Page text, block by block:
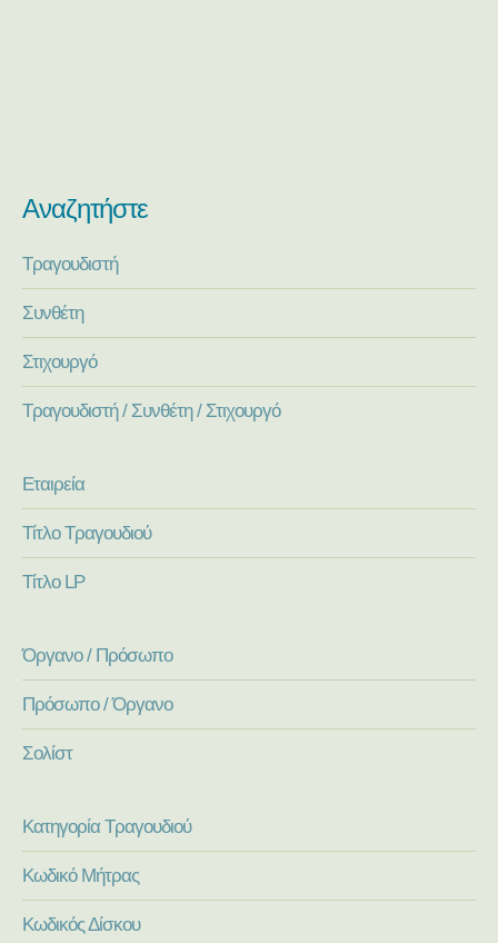
Αναζητήστε
Τραγουδιστή
Συνθέτη
Στιχουργό
Τραγουδιστή / Συνθέτη / Στιχουργό
Εταιρεία
Τίτλο Τραγουδιού
Τίτλο LP
Όργανο / Πρόσωπο
Πρόσωπο / Όργανο
Σολίστ
Κατηγορία Τραγουδιού
Κωδικό Μήτρας
Κωδικός Δίσκου